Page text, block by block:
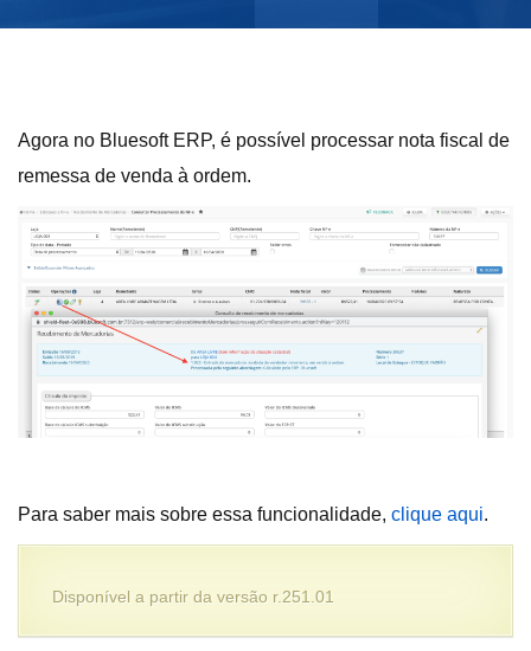
Agora no Bluesoft ERP, é possível processar nota fiscal de
remessa de venda à ordem.
Para saber mais sobre essa funcionalidade, clique aqui.
Disponível a partir da versão r.251.01